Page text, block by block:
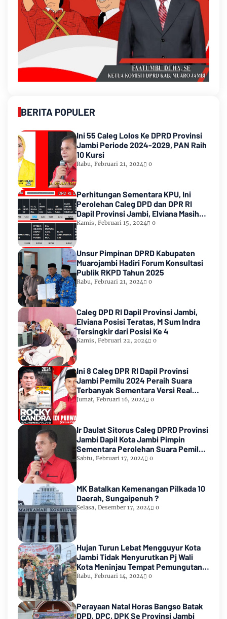
BERITA POPULER
Ini 55 Caleg Lolos Ke DPRD Provinsi
Jambi Periode 2024-2029, PAN Raih
10 Kursi
Rabu, Februari 21, 2024 0
Perhitungan Sementara KPU, Ini
Perolehan Caleg DPD dan DPR RI
Dapil Provinsi Jambi, Elviana Masih
Urutan Kedua Teratas
Kamis, Februari 15, 2024 0
Unsur Pimpinan DPRD Kabupaten
Muarojambi Hadiri Forum Konsultasi
Publik RKPD Tahun 2025
Rabu, Februari 21, 2024 0
Caleg DPD RI Dapil Provinsi Jambi,
Elviana Posisi Teratas, M Sum Indra
Tersingkir dari Posisi Ke 4
Kamis, Februari 22, 2024 0
Ini 8 Caleg DPR RI Dapil Provinsi
Jambi Pemilu 2024 Peraih Suara
Terbanyak Sementara Versi Real
Count KPU RI
Jumat, Februari 16, 2024 0
Ir Daulat Sitorus Caleg DPRD Provinsi
Jambi Dapil Kota Jambi Pimpin
Sementara Perolehan Suara Pemilu
2024
Sabtu, Februari 17, 2024 0
MK Batalkan Kemenangan Pilkada 10
Daerah, Sungaipenuh ?
Selasa, Desember 17, 2024 0
Hujan Turun Lebat Mengguyur Kota
Jambi Tidak Menyurutkan Pj Wali
Kota Meninjau Tempat Pemungutan
Suara Pemilu 2024
Rabu, Februari 14, 2024 0
Perayaan Natal Horas Bangso Batak
DPD, DPC, DPK Se Provinsi Jambi